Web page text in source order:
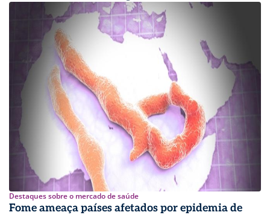
Destaques sobre o mercado de saúde
Fome ameaça países afetados por epidemia de